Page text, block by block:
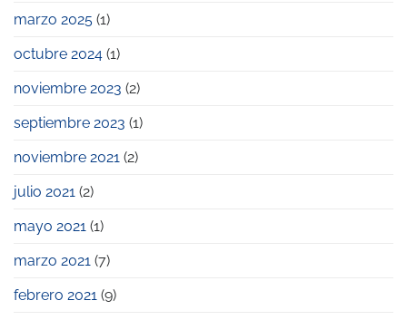
marzo 2025 (1)
octubre 2024 (1)
noviembre 2023 (2)
septiembre 2023 (1)
noviembre 2021 (2)
julio 2021 (2)
mayo 2021 (1)
marzo 2021 (7)
febrero 2021 (9)